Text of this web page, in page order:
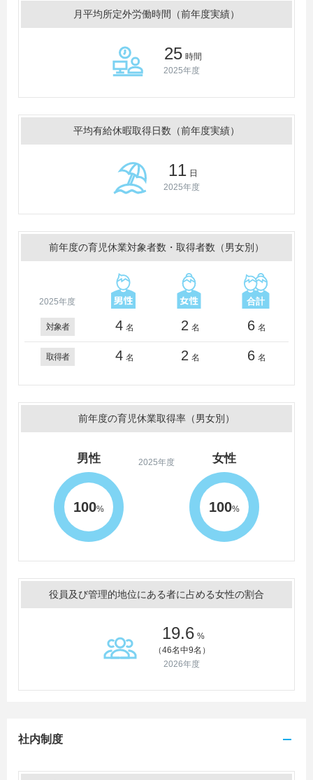
月平均所定外労働時間（前年度実績）
25 時間
2025年度
平均有給休暇取得日数（前年度実績）
11 日
2025年度
前年度の育児休業対象者数・取得者数（男女別）
2025年度
対象者 4 名 2 名 6 名
取得者 4 名 2 名 6 名
前年度の育児休業取得率（男女別）
2025年度
男性
100%
女性
100%
役員及び管理的地位にある者に占める女性の割合
19.6 %
（46名中9名）
2026年度
社内制度